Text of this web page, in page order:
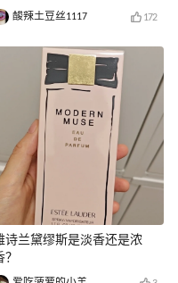
酸辣土豆丝1117 172
诗兰黛缪斯是淡香还是浓
？